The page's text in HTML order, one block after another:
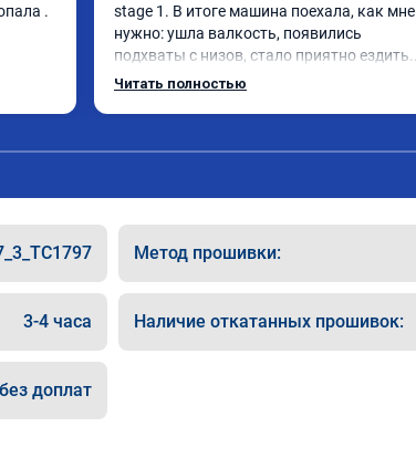
.
stage 1. В итоге машина поехала, как мне
нужно: ушла валкость, появились
подхваты с низов, стало приятно ездить.
Одни из лучших трат, в авто! 🔥
Читать полностью
Метод прошивки:
3-4 часа Наличие откатанных прошивок:
доплат